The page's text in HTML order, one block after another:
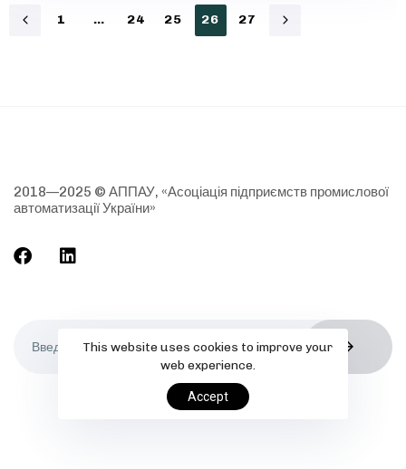
1 … 24 25 26 27
2018—2025 © АППАУ, «Асоціація підприємств промислової
автоматизації України»
This website uses cookies to improve your
web experience.
Accept